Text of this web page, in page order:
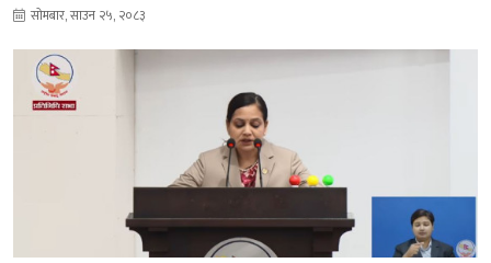
सोमबार, साउन २५, २०८३